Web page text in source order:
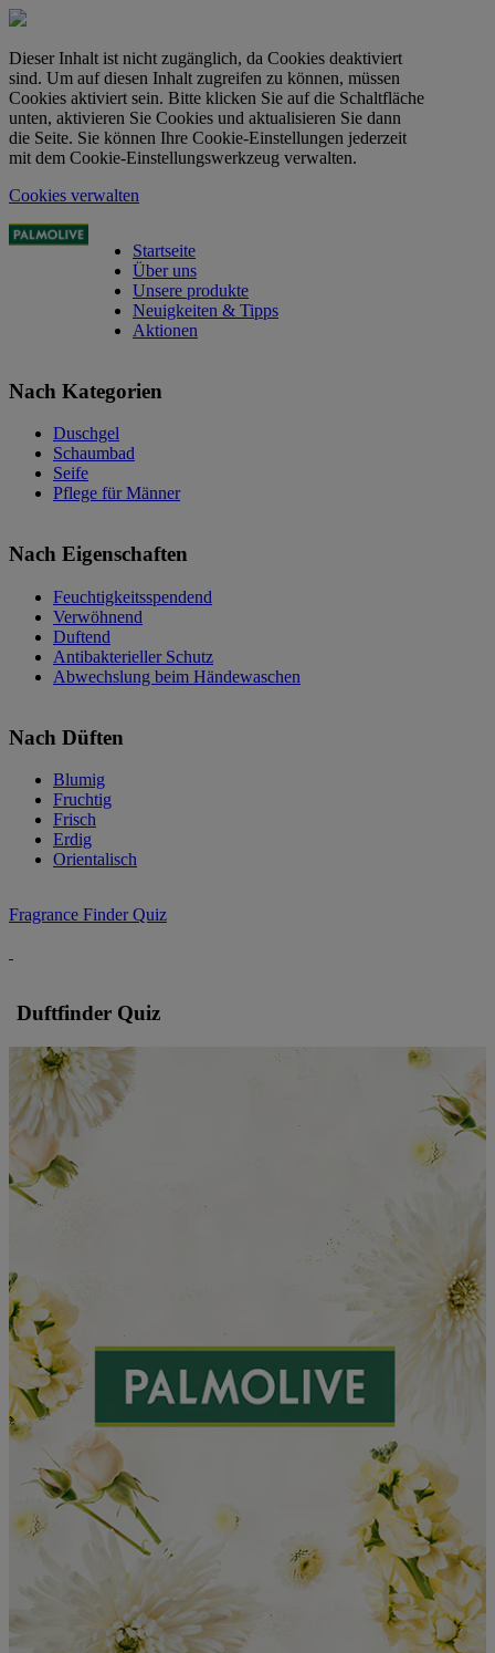
Dieser Inhalt ist nicht zugänglich, da Cookies deaktiviert
sind. Um auf diesen Inhalt zugreifen zu können, müssen
Cookies aktiviert sein. Bitte klicken Sie auf die Schaltfläche
unten, aktivieren Sie Cookies und aktualisieren Sie dann
die Seite. Sie können Ihre Cookie-Einstellungen jederzeit
mit dem Cookie-Einstellungswerkzeug verwalten.
Cookies verwalten
Startseite
Über uns
Unsere produkte
Neuigkeiten & Tipps
Aktionen
Nach Kategorien
Duschgel
Schaumbad
Seife
Pflege für Männer
Nach Eigenschaften
Feuchtigkeitsspendend
Verwöhnend
Duftend
Antibakterieller Schutz
Abwechslung beim Händewaschen
Nach Düften
Blumig
Fruchtig
Frisch
Erdig
Orientalisch
Fragrance Finder Quiz
Duftfinder Quiz